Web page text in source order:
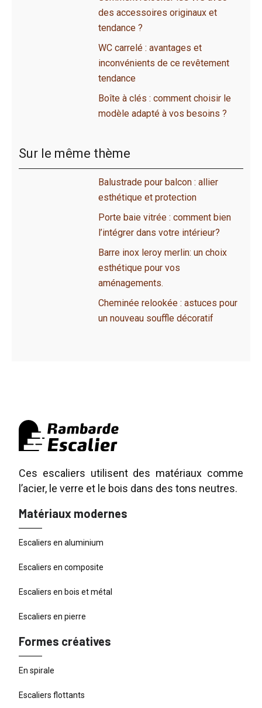
des accessoires originaux et
tendance ?
WC carrelé : avantages et
inconvénients de ce revêtement
tendance
Boîte à clés : comment choisir le
modèle adapté à vos besoins ?
Sur le même thème
Balustrade pour balcon : allier
esthétique et protection
Porte baie vitrée : comment bien
l’intégrer dans votre intérieur?
Barre inox leroy merlin: un choix
esthétique pour vos
aménagements.
Cheminée relookée : astuces pour
un nouveau souffle décoratif
Ces escaliers utilisent des matériaux comme
l’acier, le verre et le bois dans des tons neutres.
Matériaux modernes
Escaliers en aluminium
Escaliers en composite
Escaliers en bois et métal
Escaliers en pierre
Formes créatives
En spirale
Escaliers flottants